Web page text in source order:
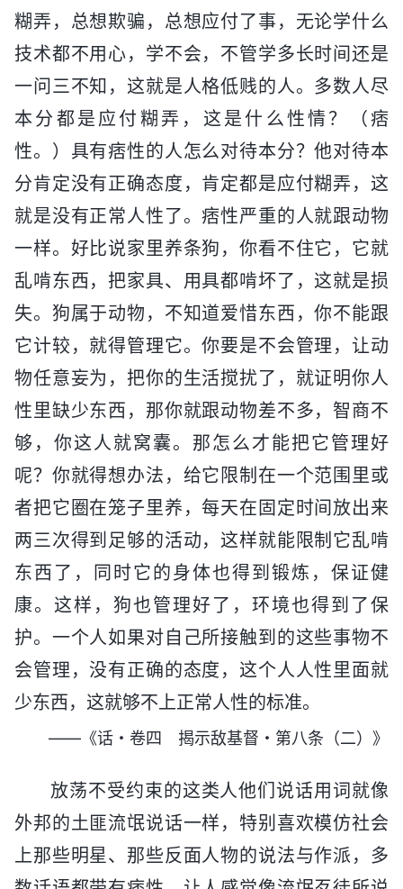
糊弄，总想欺骗，总想应付了事，无论学什么
技术都不用心，学不会，不管学多长时间还是
一问三不知，这就是人格低贱的人。多数人尽
本分都是应付糊弄，这是什么性情？（痞
性。）具有痞性的人怎么对待本分？他对待本
分肯定没有正确态度，肯定都是应付糊弄，这
就是没有正常人性了。痞性严重的人就跟动物
一样。好比说家里养条狗，你看不住它，它就
乱啃东西，把家具、用具都啃坏了，这就是损
失。狗属于动物，不知道爱惜东西，你不能跟
它计较，就得管理它。你要是不会管理，让动
物任意妄为，把你的生活搅扰了，就证明你人
性里缺少东西，那你就跟动物差不多，智商不
够，你这人就窝囊。那怎么才能把它管理好
呢？你就得想办法，给它限制在一个范围里或
者把它圈在笼子里养，每天在固定时间放出来
两三次得到足够的活动，这样就能限制它乱啃
东西了，同时它的身体也得到锻炼，保证健
康。这样，狗也管理好了，环境也得到了保
护。一个人如果对自己所接触到的这些事物不
会管理，没有正确的态度，这个人人性里面就
少东西，这就够不上正常人性的标准。
——《话・卷四 揭示敌基督・第八条（二）》
放荡不受约束的这类人他们说话用词就像
外邦的土匪流氓说话一样，特别喜欢模仿社会
上那些明星、那些反面人物的说法与作派，多